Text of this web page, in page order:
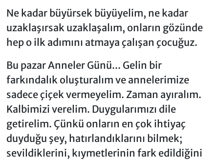
Ne kadar büyürsek büyüyelim, ne kadar
uzaklaşırsak uzaklaşalım, onların gözünde
hep o ilk adımını atmaya çalışan çocuğuz.
Bu pazar Anneler Günü... Gelin bir
farkındalık oluşturalım ve annelerimize
sadece çiçek vermeyelim. Zaman ayıralım.
Kalbimizi verelim. Duygularımızı dile
getirelim. Çünkü onların en çok ihtiyaç
duyduğu şey, hatırlandıklarını bilmek;
sevildiklerini, kıymetlerinin fark edildiğini